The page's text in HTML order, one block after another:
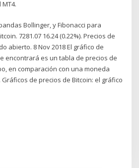
Bollinger, y Fibonacci para
7281.07 16.24 (0.22%). Precios de
abierto. 8 Nov 2018 El gráfico de
encontrará es un tabla de precios de
en comparación con una moneda
Gráficos de precios de Bitcoin: el gráfico